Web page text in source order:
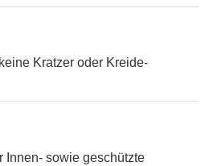
Kratzer oder Kreide-
Innen- sowie geschützte